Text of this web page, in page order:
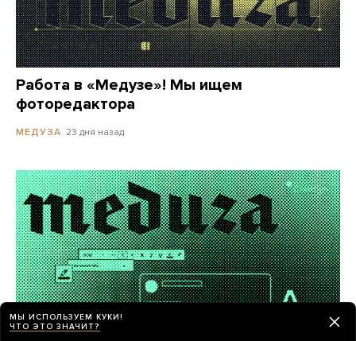
Работа в «Медузе»! Мы ищем
фоторедактора
МЕДУЗА 23 дня назад
МЫ ИСПОЛЬЗУЕМ КУКИ!
ЧТО ЭТО ЗНАЧИТ?